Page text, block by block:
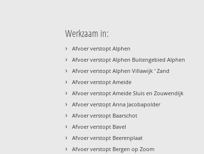
Werkzaam in:
› Afvoer verstopt Alphen
› Afvoer verstopt Alphen Buitengebied Alphen
› Afvoer verstopt Alphen Villawijk ' Zand
› Afvoer verstopt Ameide
› Afvoer verstopt Ameide Sluis en Zouwendijk
› Afvoer verstopt Anna Jacobapolder
› Afvoer verstopt Baarschot
› Afvoer verstopt Bavel
› Afvoer verstopt Beerenplaat
› Afvoer verstopt Bergen op Zoom